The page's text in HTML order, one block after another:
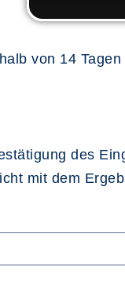
von 14
des
mit dem